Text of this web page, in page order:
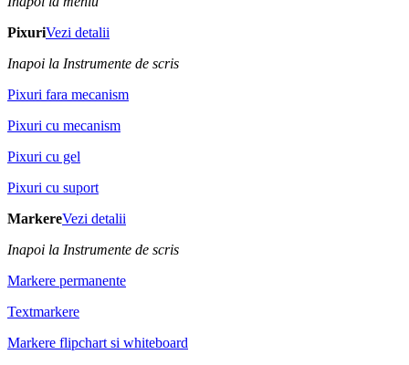
PixuriVezi detalii
Inapoi la Instrumente de scris
Pixuri fara mecanism
Pixuri cu mecanism
Pixuri cu gel
Pixuri cu suport
MarkereVezi detalii
Inapoi la Instrumente de scris
Markere permanente
Textmarkere
Markere flipchart si whiteboard